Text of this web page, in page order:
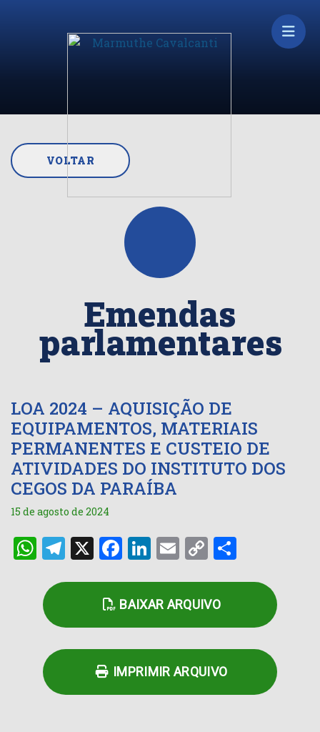
VOLTAR
Emendas
parlamentares
LOA 2024 – AQUISIÇÃO DE
EQUIPAMENTOS, MATERIAIS
PERMANENTES E CUSTEIO DE
ATIVIDADES DO INSTITUTO DOS
CEGOS DA PARAÍBA
15 de agosto de 2024
WhatsApp
Telegram
X Facebook
LinkedIn
Email
Copy
BAIXAR ARQUIVO
IMPRIMIR ARQUIVO